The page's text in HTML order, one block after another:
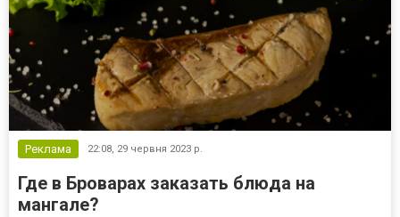
Реклама 22:08, 29 червня 2023 р.
Где в Броварах заказать блюда на
мангале?